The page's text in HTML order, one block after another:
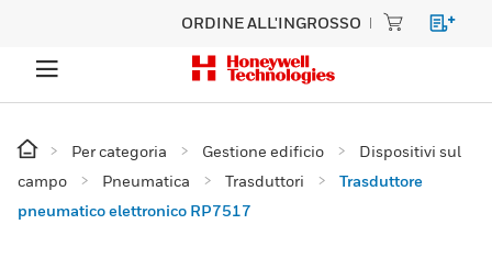
ORDINE ALL'INGROSSO
Per categoria Gestione edificio
Dispositivi sul
campo
Pneumatica Trasduttori
Trasduttore
pneumatico elettronico RP7517